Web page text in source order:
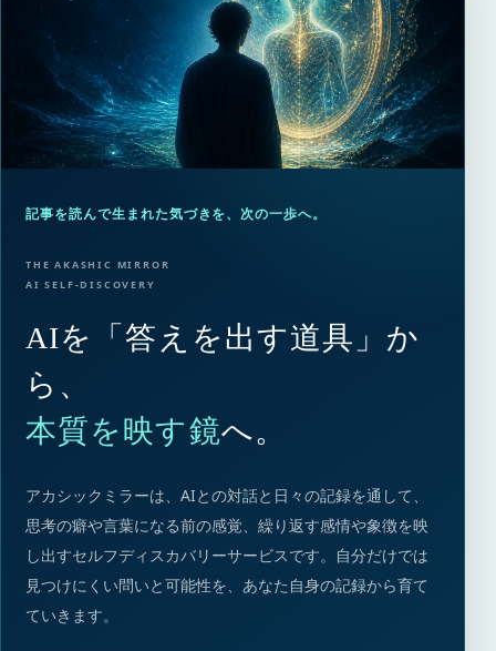
記事を読んで生まれた気づきを、次の一歩へ。
THE AKASHIC MIRROR
AI SELF-DISCOVERY
AIを「答えを出す道具」か
ら、
本質を映す鏡へ。
アカシックミラーは、AIとの対話と日々の記録を通して、
思考の癖や言葉になる前の感覚、繰り返す感情や象徴を映
し出すセルフディスカバリーサービスです。自分だけでは
見つけにくい問いと可能性を、あなた自身の記録から育て
ていきます。